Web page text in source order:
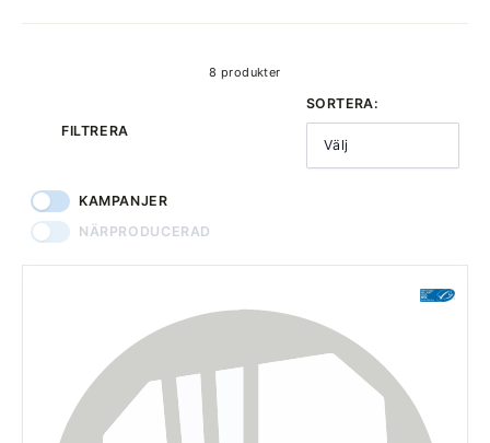
8 produkter
FILTRERA
SORTERA:
Välj
KAMPANJER
NÄRPRODUCERAD